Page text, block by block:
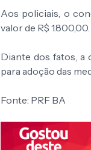
Aos policiais, o
valor de R$ 1.800,00.
Diante dos fatos, a
para adoção das
Fonte: PRF BA